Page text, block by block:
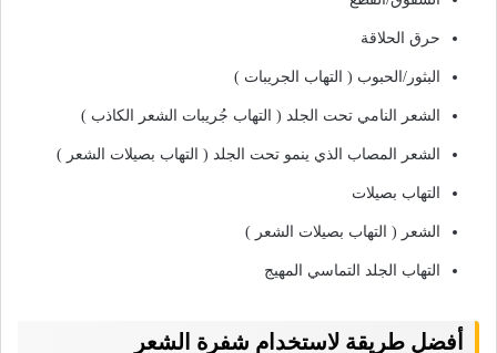
حرق الحلاقة
البثور/الحبوب ( التهاب الجريبات )
الشعر النامي تحت الجلد ( التهاب جُريبات الشعر الكاذب )
الشعر المصاب الذي ينمو تحت الجلد ( التهاب بصيلات الشعر )
التهاب بصيلات
الشعر ( التهاب بصيلات الشعر )
التهاب الجلد التماسي المهيج
أفضل طريقة لاستخدام شفرة الشعر